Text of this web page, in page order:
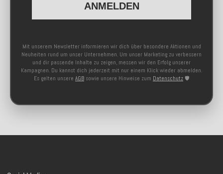
ANMELDEN
Mit unserem Newsletter informieren wir dich über besondere Aktionen und
Neuheiten rund um unser Unternehmen. Um unser Marketing zu verbessern
und dir passende Inhalte zu zeigen, messen wir den Erfolg unserer
Kampagnen. Du kannst dich jederzeit mit nur einem Klick wieder abmelden.
Es gelten unsere AGB sowie unsere Hinweise zum Datenschutz 🛡️